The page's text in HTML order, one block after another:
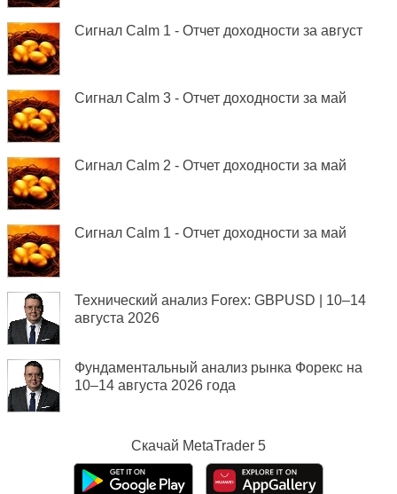
Сигнал Calm 1 - Отчет доходности за август
Сигнал Calm 3 - Отчет доходности за май
Сигнал Calm 2 - Отчет доходности за май
Сигнал Calm 1 - Отчет доходности за май
Технический анализ Forex: GBPUSD | 10–14
августа 2026
Фундаментальный анализ рынка Форекс на
10–14 августа 2026 года
Скачай MetaTrader 5